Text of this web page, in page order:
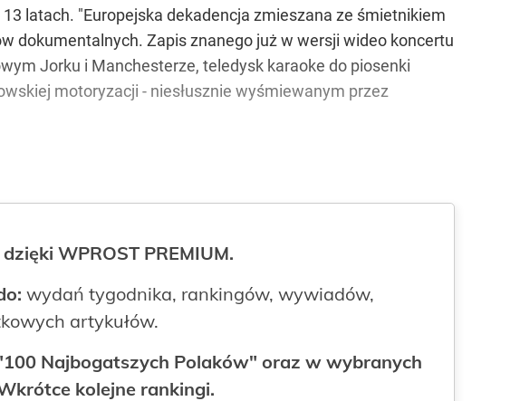
latach. "Europejska dekadencja zmieszana ze śmietnikiem
dokumentalnych. Zapis znanego już w wersji wideo koncertu
Jorku i Manchesterze, teledysk karaoke do piosenki
motoryzacji - niesłusznie wyśmiewanym przez
WPROST PREMIUM.
wydań tygodnika, rankingów, wywiadów,
artykułów.
Najbogatszych Polaków" oraz w wybranych
kolejne rankingi.